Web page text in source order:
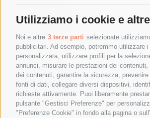
Utilizziamo i cookie e
Noi e altre 3 terze parti selezionate
pubblicitari. Ad esempio, potremmo
personalizzata, utilizzare profili per la
annunci, misurare le prestazioni dei
dei contenuti, garantire la sicurezza,
fonti di dati, collegare diversi dispositivi,
richieste attivamente. Puoi liberamente
pulsante "Gestisci Preferenze" per
"Preferenze Cookie" in fondo alla pagina o